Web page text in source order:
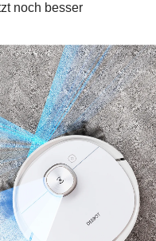
noch besser